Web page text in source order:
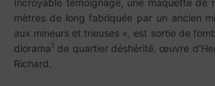
mètres de long fabriquée par un ancien
aux mineurs et trieuses », est sortie de
diorama1
de quartier déshérité, œuvre
Richard.